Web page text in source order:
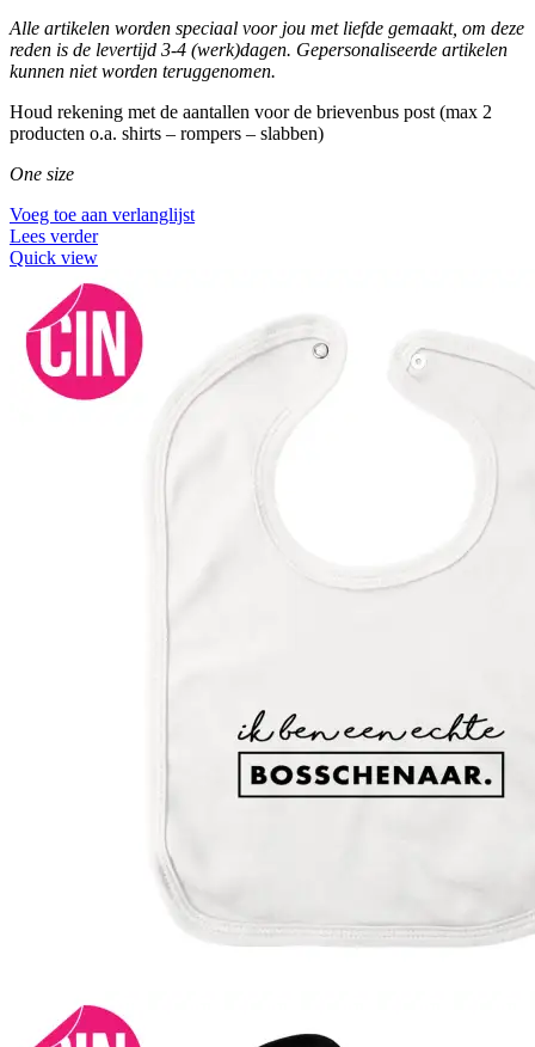
Alle artikelen worden speciaal voor jou met liefde gemaakt, om deze
reden is de levertijd 3-4 (werk)dagen. Gepersonaliseerde artikelen
kunnen niet worden teruggenomen.
Houd rekening met de aantallen voor de brievenbus post (max 2
producten o.a. shirts – rompers – slabben)
One size
Voeg toe aan verlanglijst
Lees verder
Quick view